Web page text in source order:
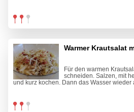
Warmer Krautsalat
Für den warmen
schneiden. Salzen, mit
und kurz kochen. Dann das Wasser wieder